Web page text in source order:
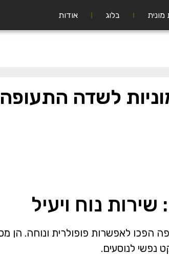
בלוג אודות
לשדה
נוח ויעיל
הפכו לאפשרות פופולרית ונוחה. הן
נפשי לנוסעים.